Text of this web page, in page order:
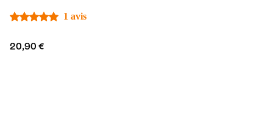
1 avis
20,90 €